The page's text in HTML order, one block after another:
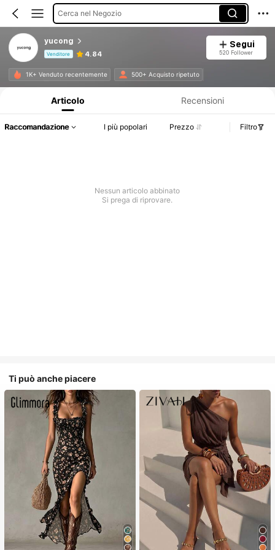
Cerca nel Negozio
yucong
Venditore 4.84
Segui
520 Follower
1K+ Venduto recentemente 500+ Acquisto ripetuto
Articolo Recensioni
Raccomandazione I più popolari Prezzo Filtro
Nessun articolo abbinato
Si prega di riprovare.
Ti può anche piacere